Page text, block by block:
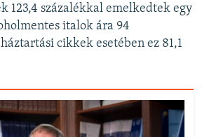
123,4 százalékkal emelkedtek egy
italok ára 94
cikkek esetében ez 81,1